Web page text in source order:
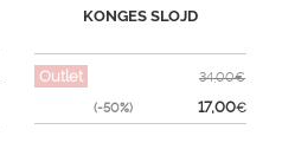
KONGES SLOJD
Outlet
(-50%)
34,00€
17,00€